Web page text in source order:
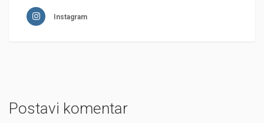
Instagram
Postavi komentar